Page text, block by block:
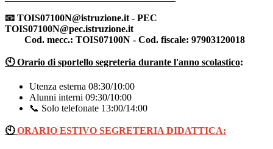
📧 TOIS07100N@istruzione.it - PEC
TOIS07100N@pec.istruzione.it
Cod. mecc.: TOIS07100N - Cod. fiscale: 97903120018
🕙 Orario di sportello segreteria durante l'anno scolastico:
Utenza esterna 08:30/10:00
Alunni interni 09:30/10:00
📞 Solo telefonate 13:00/14:00
🕙ORARIO ESTIVO SEGRETERIA DIDATTICA: